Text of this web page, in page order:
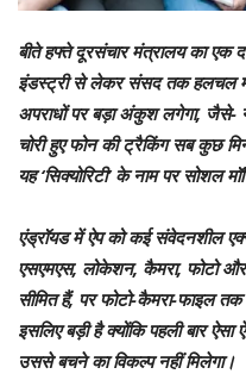
बीते हफ्ते दूरसंचार मंत्रालय का
इंडस्ट्री से लेकर संसद तक हलचल
अपराधों पर बड़ा अंकुश लगेगा, जैसे-
चोरी हुए फोन की ट्रैकिंग सब कुछ
यह ‘सिक्योरिटी’ के नाम पर सोशल
एंड्रॉयड में ऐप को कई संवेदनशील
एसएमएस, लोकेशन, कैमरा, फोटो
सीमित हैं, पर फोटो-कैमरा-फाइल
इसलिए बड़ी है क्योंकि पहली बार
उससे बचने का विकल्प नहीं मिलेगा।